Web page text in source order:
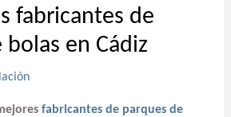
fabricantes de
en Cádiz
fabricantes de parques de